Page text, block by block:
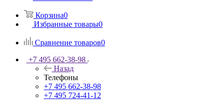
Корзина0
Избранные товары0
Сравнение товаров0
+7 495 662-38-98
Назад
Телефоны
+7 495 662-38-98
+7 495 724-41-12